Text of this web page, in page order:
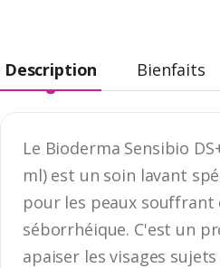
Description Bienfaits
Le Bioderma Sensibio
ml) est un soin lavant
pour les peaux souffrant
séborrhéique. C'est un
apaiser les visages